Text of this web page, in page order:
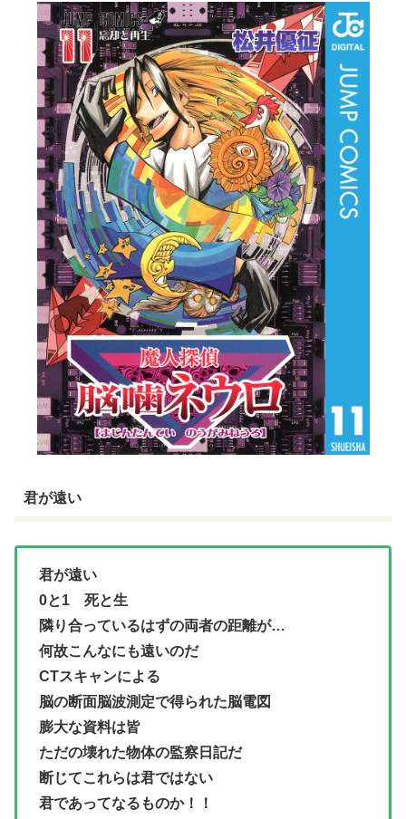
君が遠い
君が遠い
0と1 死と生
隣り合っているはずの両者の距離が…
何故こんなにも遠いのだ
CTスキャンによる
脳の断面脳波測定で得られた脳電図
膨大な資料は皆
ただの壊れた物体の監察日記だ
断じてこれらは君ではない
君であってなるものか！！